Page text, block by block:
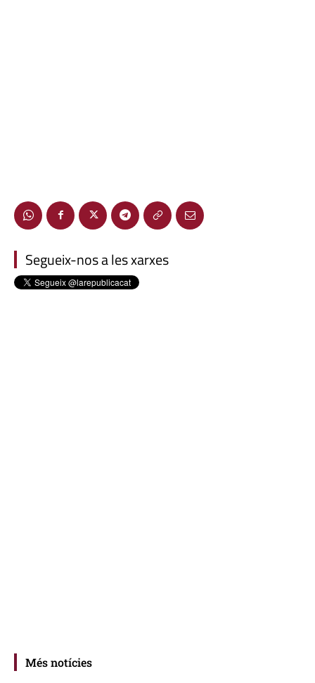
Segueix-nos a les xarxes
Més notícies